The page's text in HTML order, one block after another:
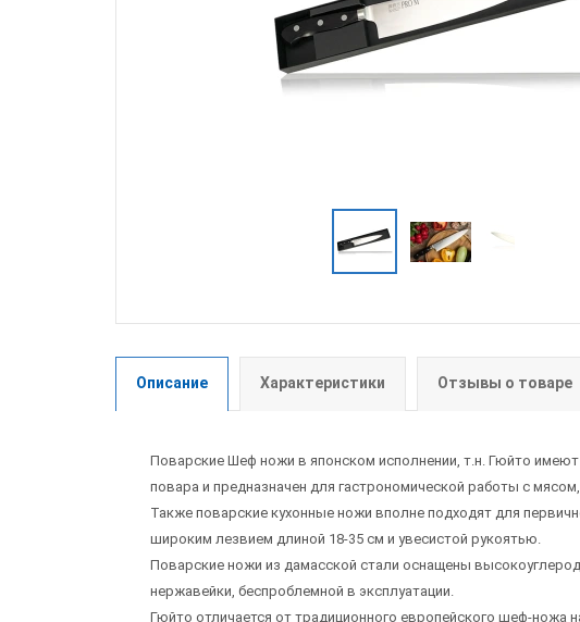
Описание Характеристики Отзывы о товаре
Поварские Шеф ножи в японском исполнении, т.н. Гюйто
повара и предназначен для гастрономической работы с
Также поварские кухонные ножи вполне подходят для
широким лезвием длиной 18-35 см и увесистой рукоятью.
Поварские ножи из дамасской стали оснащены
нержавейки, беспроблемной в эксплуатации.
Гюйто отличается от традиционного европейского шеф-ножа